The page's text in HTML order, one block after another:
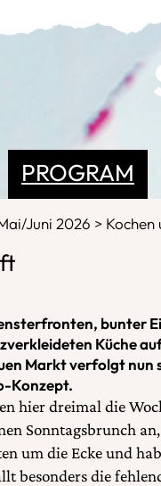
PROGRAM
Juni 2026 Kochen
bunter
Küche
Markt verfolgt nun
Konzept.
hier dreimal die
Sonntagsbrunch
um die Ecke und
besonders die